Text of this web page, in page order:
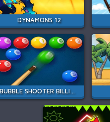
DYNAMONS 12
BUBBLE SHOOTER BILLIARD POOL